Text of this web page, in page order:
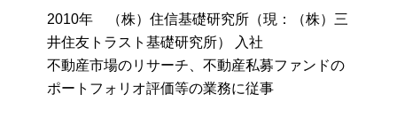
2010年 （株）住信基礎研究所（現：（株）三
井住友トラスト基礎研究所） 入社
不動産市場のリサーチ、不動産私募ファンドの
ポートフォリオ評価等の業務に従事